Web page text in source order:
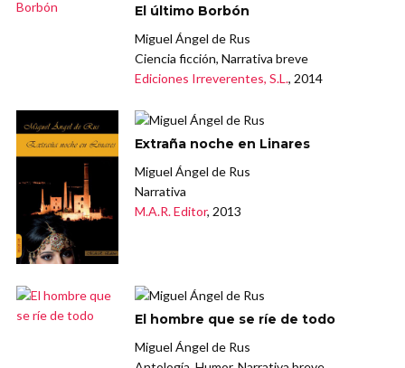
El último Borbón
Miguel Ángel de Rus
Ciencia ficción, Narrativa breve
Ediciones Irreverentes, S.L., 2014
Extraña noche en Linares
Miguel Ángel de Rus
Narrativa
M.A.R. Editor, 2013
El hombre que se ríe de todo
Miguel Ángel de Rus